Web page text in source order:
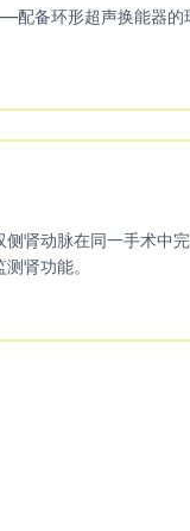
备环形超声换能器的
肾动脉在同一手术中
肾功能。